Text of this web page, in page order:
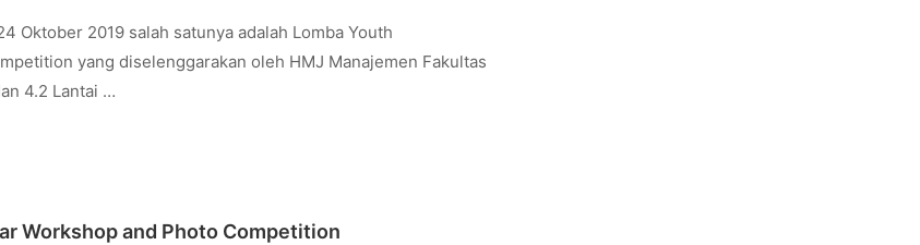
Oktober 2019 salah satunya adalah Lomba Youth
yang diselenggarakan oleh HMJ Manajemen Fakultas
4.2 Lantai …
Workshop and Photo Competition